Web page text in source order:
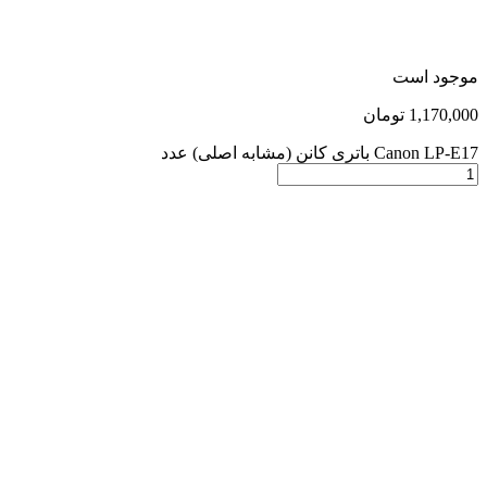
موجود است
1,170,000 تومان
Canon LP-E17 باتری کانن (مشابه اصلی) عدد